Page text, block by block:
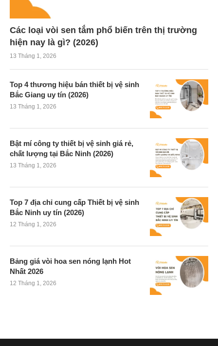
Các loại vòi sen tắm phổ biến trên thị trường
hiện nay là gì? (2026)
13 Tháng 1, 2026
Top 4 thương hiệu bán thiết bị vệ sinh
Bắc Giang uy tín (2026)
13 Tháng 1, 2026
Bật mí công ty thiết bị vệ sinh giá rẻ,
chất lượng tại Bắc Ninh (2026)
13 Tháng 1, 2026
Top 7 địa chỉ cung cấp Thiết bị vệ sinh
Bắc Ninh uy tín (2026)
12 Tháng 1, 2026
Bảng giá vòi hoa sen nóng lạnh Hot
Nhất 2026
12 Tháng 1, 2026